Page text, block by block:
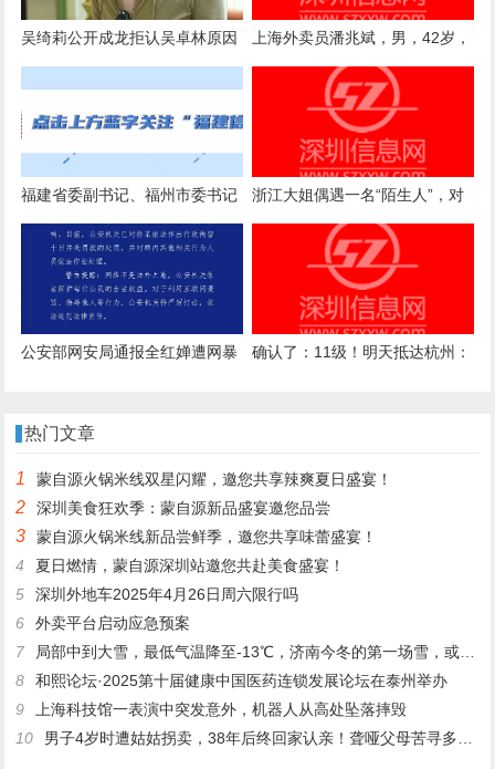
吴绮莉公开成龙拒认吴卓林原因
上海外卖员潘兆斌，男，42岁，
被中央政法委点名表扬！
福建省委副书记、福州市委书记
郭宁宁接待群众来访
浙江大姐偶遇一名“陌生人”，对
方一开口就被她认定是17年前的
救命恩人：被救时我满脸是血、
视线模糊，但一直记得救命恩人
的声音
公安部网安局通报全红婵遭网暴
确认了：11级！明天抵达杭州：
热门文章
1 蒙自源火锅米线双星闪耀，邀您共享辣爽夏日盛宴！
2 深圳美食狂欢季：蒙自源新品盛宴邀您品尝
3
蒙自源火锅米线新品尝鲜季，邀您共享味蕾盛宴！
4
夏日燃情，蒙自源深圳站邀您共赴美食盛宴！
5
深圳外地车2025年4月26日周六限行吗
6
外卖平台启动应急预案
7
局部中到大雪，最低气温降至-13℃，济南今冬的第一场雪，或跟去年同一时间！
8
和熙论坛·2025第十届健康中国医药连锁发展论坛在泰州举办
9
上海科技馆一表演中突发意外，机器人从高处坠落摔毁
10
男子4岁时遭姑姑拐卖，38年后终回家认亲！聋哑父母苦寻多年，母亲已抱憾离世丨红星寻人